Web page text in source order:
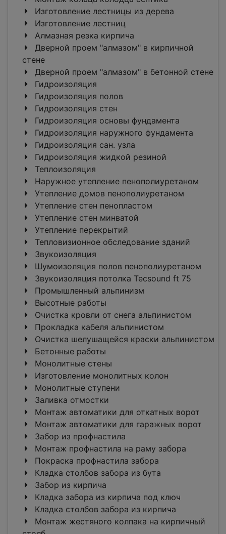
Изготовление лестницы из дерева
Изготовление лестниц
Алмазная резка кирпича
Дверной проем "алмазом" в кирпичной
стене
Дверной проем "алмазом" в бетонной стене
Гидроизоляция
Гидроизоляция полов
Гидроизоляция стен
Гидроизоляция основы фундамента
Гидроизоляция наружного фундамента
Гидроизоляция сан. узла
Гидроизоляция жидкой резиной
Теплоизоляция
Наружное утепление пенополиуретаном
Утепление домов пенополиуретаном
Утепление стен пенопластом
Утепление стен минватой
Утепление перекрытий
Тепловизионное обследование зданий
Звукоизоляция
Шумоизоляция полов пенополиуретаном
Звукоизоляция потолка Tecsound ft 75
Промышленный альпинизм
Высотные работы
Очистка кровли от снега альпинистом
Прокладка кабеля альпинистом
Очистка шелушащейся краски альпинистом
Бетонные работы
Монолитные стены
Изготовление монолитных колон
Монолитные ступени
Заливка отмостки
Монтаж автоматики для откатных ворот
Монтаж автоматики для гаражных ворот
Забор из профнастила
Монтаж профнастила на раму забора
Покраска профнастила забора
Кладка столбов забора из бута
Забор из кирпича
Кладка забора из кирпича под ключ
Кладка столбов забора из кирпича
Монтаж жестяного колпака на кирпичный